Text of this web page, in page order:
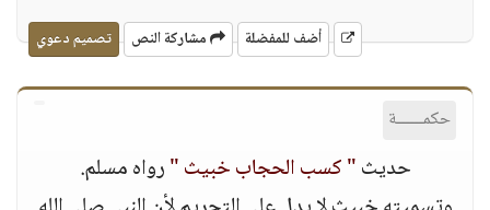
أضف للمفضلة مشاركة النص تصميم دعوي
حكمــــــة
حديث" كسب الحجاب خبيث "رواه مسلم.